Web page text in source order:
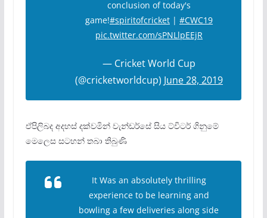
conclusion of today's
game!#spiritofcricket| #CWC19
pic.twitter.com/sPNLlpEEjR
— Cricket World Cup
(@cricketworldcup) June 28, 2019
ඒපිලිබද අදහස් දක්වමින් වැන්ඩර්සේ සිය ට්විටර් ගිනුමේ
මෙලෙස සටහන් තබා තිබුණි
It Was an absolutely thrilling
experience to be learning and
bowling a few deliveries along side